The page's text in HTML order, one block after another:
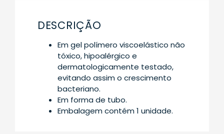
DESCRIÇÃO
Em gel polímero viscoelástico não
tóxico, hipoalérgico e
dermatologicamente testado,
evitando assim o crescimento
bacteriano.
Em forma de tubo.
Embalagem contém 1 unidade.